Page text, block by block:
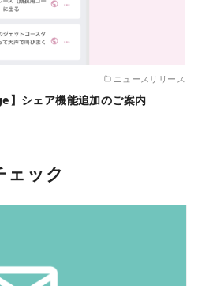
ニュースリリース
シェア機能追加のご案内
ック